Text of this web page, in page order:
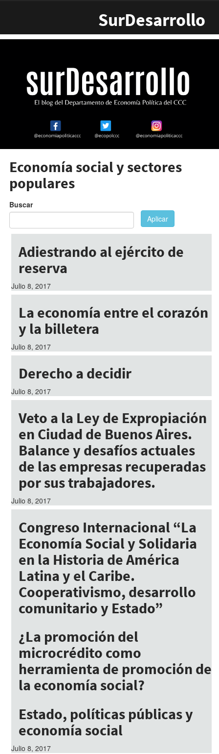
SurDesarrollo
Economía social y sectores
populares
Buscar
Aplicar
Adiestrando al ejército de
reserva
Julio 8, 2017
La economía entre el corazón
y la billetera
Julio 8, 2017
Derecho a decidir
Julio 8, 2017
Veto a la Ley de Expropiación
en Ciudad de Buenos Aires.
Balance y desafíos actuales
de las empresas recuperadas
por sus trabajadores.
Julio 8, 2017
Congreso Internacional “La
Economía Social y Solidaria
en la Historia de América
Latina y el Caribe.
Cooperativismo, desarrollo
comunitario y Estado”
¿La promoción del
microcrédito como
herramienta de promoción de
la economía social?
Estado, políticas públicas y
economía social
Julio 8, 2017